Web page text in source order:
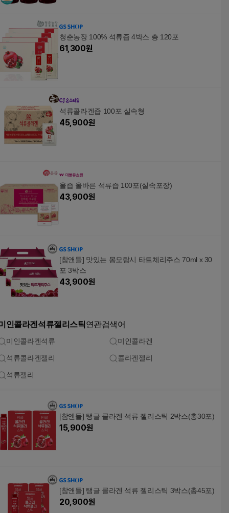
청춘농장 100% 석류즙 4박스 총 120포
61,300원
석류콜라겐즙 100포 실속형
45,900원
올즙 올바른 석류즙 100포(실속포장)
43,900원
[참앤들] 맛있는 몽모랑시 타트체리주스 70ml x 30
포 3박스
43,900원
인콜라겐석류젤리스틱 연관검색어
미인콜라겐석류 미인콜라겐
석류콜라겐젤리 콜라겐젤리
석류젤리
[참앤들] 탱글 콜라겐 석류 젤리스틱 2박스(총30포)
15,900원
[참앤들] 탱글 콜라겐 석류 젤리스틱 3박스(총45포)
20,900원